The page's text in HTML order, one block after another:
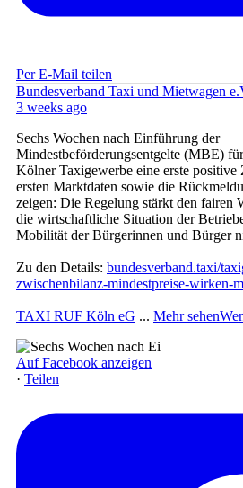
Per E-Mail teilen
Bundesverband Taxi und Mietwagen
3 weeks ago
Sechs Wochen nach Einführung der
Mindestbeförderungsentgelte (MBE)
Kölner Taxigewerbe eine erste
ersten Marktdaten sowie die
zeigen: Die Regelung stärkt den fairen
die wirtschaftliche Situation der
Mobilität der Bürgerinnen und Bürger
Zu den Details: bundesverband.taxi/
zwischenbilanz-mindestpreise-wirken-
TAXI RUF Köln eG ... Mehr sehen
Auf Facebook anzeigen
· Teilen